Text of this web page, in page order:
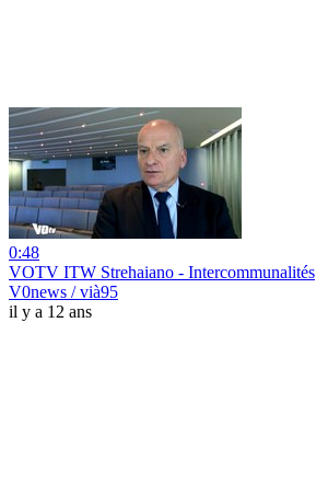
0:48
VOTV ITW Strehaiano - Intercommunalités
V0news / vià95
il y a 12 ans